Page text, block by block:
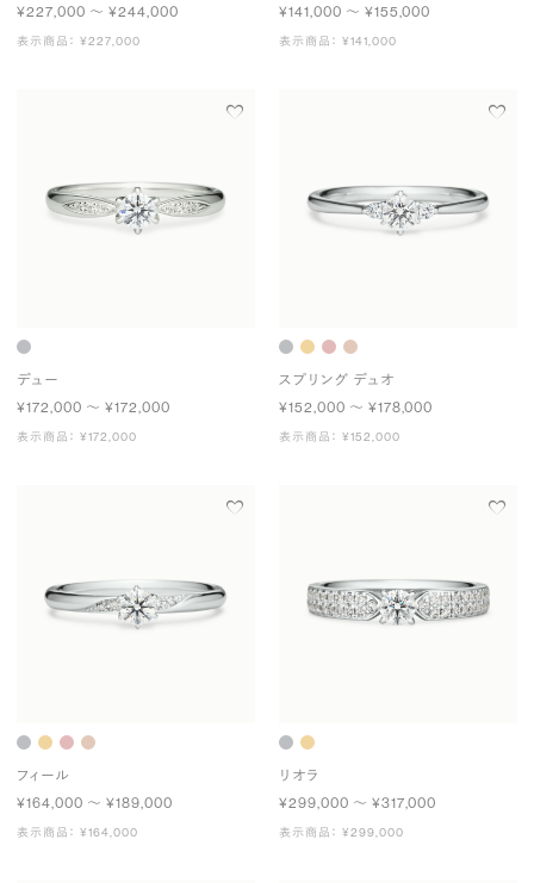
¥227,000 〜 ¥244,000
表示商品： ¥227,000
¥141,000 〜 ¥155,000
表示商品： ¥141,000
デュー
¥172,000 〜 ¥172,000
表示商品： ¥172,000
スプリング デュオ
¥152,000 〜 ¥178,000
表示商品： ¥152,000
フィール
¥164,000 〜 ¥189,000
表示商品： ¥164,000
リオラ
¥299,000 〜 ¥317,000
表示商品： ¥299,000